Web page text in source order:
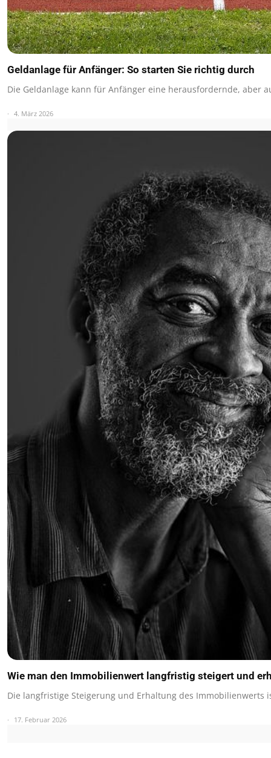
Geldanlage für Anfänger: So starten Sie richtig durch
Die Geldanlage kann für Anfänger eine herausfordernde, aber
4. März 2026
Wie man den Immobilienwert langfristig steigert und
Die langfristige Steigerung und Erhaltung des Immobilienwerts
17. Februar 2026